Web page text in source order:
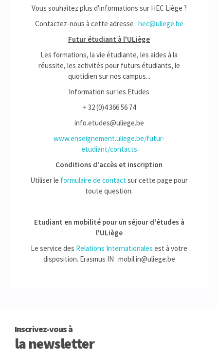
Vous souhaitez plus d'informations sur HEC Liège ?
Contactez-nous à cette adresse : hec@uliege.be
Futur étudiant à l'ULiège
Les formations, la vie étudiante, les aides à la
réussite, les activités pour futurs étudiants, le
quotidien sur nos campus...
Information sur les Etudes
+ 32 (0)4 366 56 74
info.etudes@uliege.be
www.enseignement.uliege.be/futur-
etudiant/contacts
Conditions d'accès et inscription
Utiliser le formulaire de contactsur cette page pour
toute question.
Etudiant en mobilité pour un séjour d'études à
l'ULiège
Le service des Relations Internationales est à votre
disposition. Erasmus IN : mobil.in@uliege.be
Inscrivez-vous à
la newsletter